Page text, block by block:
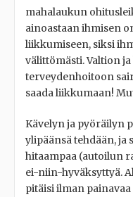
mahalaukun
ainoastaan ihmisen
liikkumiseen, siksi
välittömästi. Valtion
terveydenhoitoon
saada liikkumaan!
Kävelyn ja pyöräilyn
ylipäänsä tehdään, ja
hitaampaa (autoilun
ei-niin-hyväksyttyä.
pitäisi ilman